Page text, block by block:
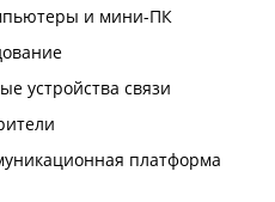
и мини-ПК
устройства связи
платформа